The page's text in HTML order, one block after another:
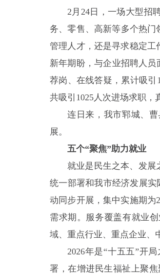
2月24日，一场大型招
务、零售、高新等多个热门
管理人才，还是寻求稳定
新年期盼，与企业招聘人
荐岗、在线答疑，累计吸引
共吸引1025人次进场求职，
连日来，我市郓城、
展。
五个“聚焦”助力就业
就业是民生之本、发展
统一部署和我市经济发展实
动同步开展，集中实施期为
需求期。服务覆盖有就业
域、重点行业、重点企业、
2026年是“十五五”开
署，在增进民生福祉上聚